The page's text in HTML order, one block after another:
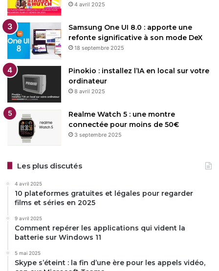
4 avril 2025
Samsung One UI 8.0 : apporte une
refonte significative à son mode DeX
18 septembre 2025
Pinokio : installez l’IA en local sur votre
ordinateur
8 avril 2025
Realme Watch 5 : une montre
connectée pour moins de 50€
3 septembre 2025
Les plus discutés
4 avril 2025
10 plateformes gratuites et légales pour regarder
films et séries en 2025
9 avril 2025
Comment repérer les applications qui vident la
batterie sur Windows 11
5 mai 2025
Skype s’éteint : la fin d’une ère pour les appels vidéo,